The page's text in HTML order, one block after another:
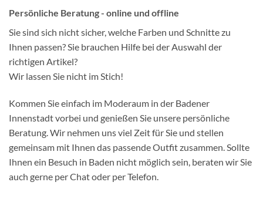
Persönliche Beratung - online und offline
Sie sind sich nicht sicher, welche Farben und Schnitte zu
Ihnen passen? Sie brauchen Hilfe bei der Auswahl der
richtigen Artikel?
Wir lassen Sie nicht im Stich!
Kommen Sie einfach im Moderaum in der Badener
Innenstadt vorbei und genießen Sie unsere persönliche
Beratung. Wir nehmen uns viel Zeit für Sie und stellen
gemeinsam mit Ihnen das passende Outfit zusammen. Sollte
Ihnen ein Besuch in Baden nicht möglich sein, beraten wir Sie
auch gerne per Chat oder per Telefon.